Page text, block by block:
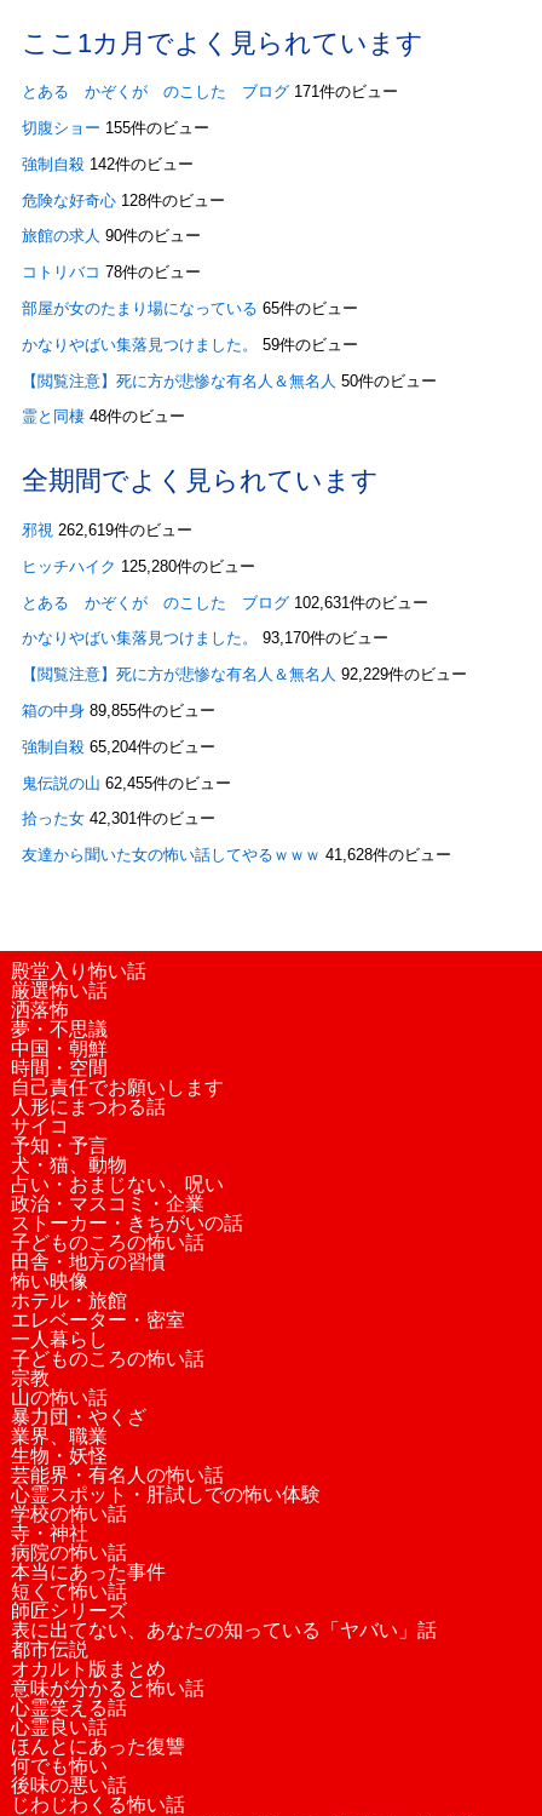
ここ1カ月でよく見られています
とある かぞくが のこした ブログ 171件のビュー
切腹ショー 155件のビュー
強制自殺 142件のビュー
危険な好奇心 128件のビュー
旅館の求人 90件のビュー
コトリバコ 78件のビュー
部屋が女のたまり場になっている 65件のビュー
かなりやばい集落見つけました。
59件のビュー
【閲覧注意】死に方が悲惨な有名人＆無名人 50件のビュー
霊と同棲 48件のビュー
全期間でよく見られています
邪視 262,619件のビュー
ヒッチハイク 125,280件のビュー
とある かぞくが のこした ブログ 102,631件のビュー
かなりやばい集落見つけました。
93,170件のビュー
【閲覧注意】死に方が悲惨な有名人＆無名人 92,229件のビュー
箱の中身 89,855件のビュー
強制自殺 65,204件のビュー
鬼伝説の山 62,455件のビュー
拾った女 42,301件のビュー
友達から聞いた女の怖い話してやるｗｗｗ 41,628件のビュー
殿堂入り怖い話
厳選怖い話
洒落怖
夢・不思議
中国・朝鮮
時間・空間
自己責任でお願いします
人形にまつわる話
サイコ
予知・予言
犬・猫、動物
占い・おまじない、呪い
政治・マスコミ・企業
ストーカー・きちがいの話
子どものころの怖い話
田舎・地方の習慣
怖い映像
ホテル・旅館
エレベーター・密室
一人暮らし
子どものころの怖い話
宗教
山の怖い話
暴力団・やくざ
業界、職業
生物・妖怪
芸能界・有名人の怖い話
心霊スポット・肝試しでの怖い体験
学校の怖い話
寺・神社
病院の怖い話
本当にあった事件
短くて怖い話
師匠シリーズ
表に出てない、あなたの知っている「ヤバい」話
都市伝説
オカルト版まとめ
意味が分かると怖い話
心霊笑える話
心霊良い話
ほんとにあった復讐
何でも怖い
後味の悪い話
じわじわくる怖い話